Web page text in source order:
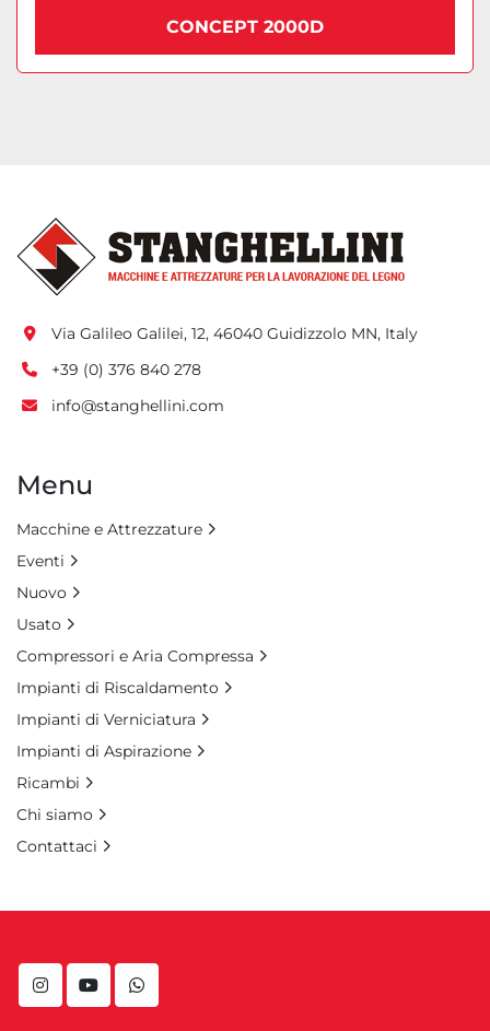
CONCEPT 2000D
instagramyoutubewhatsapp
Via Galileo Galilei, 12, 46040 Guidizzolo MN, Italy
+39 (0) 376 840 278
info@stanghellini.com
Menu
Macchine e Attrezzature
Eventi
Nuovo
Usato
Compressori e Aria Compressa
Impianti di Riscaldamento
Impianti di Verniciatura
Impianti di Aspirazione
Ricambi
Chi siamo
Contattaci